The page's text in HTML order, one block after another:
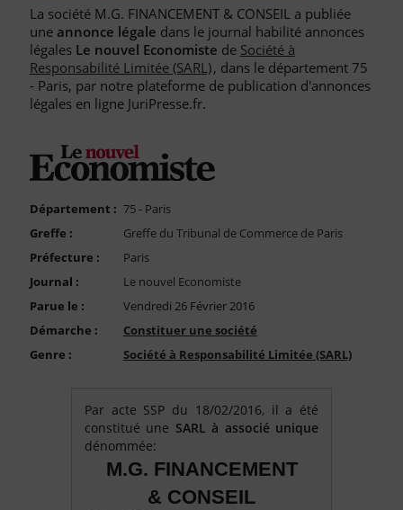
Liste des Greffes
Liste des CCI
Le Blog pour les Entreprises
Nous Contacter
Compte PRO
La société M.G. FINANCEMENT & CONSEIL a publiée
une annonce légale dans le journal habilité annonces
légales Le nouvel Economiste de Société à
Responsabilité Limitée (SARL), dans le département 75
- Paris, par notre plateforme de publication d'annonces
légales en ligne JuriPresse.fr.
Département : 75 - Paris
Greffe :
Greffe du Tribunal de Commerce de Paris
Préfecture :
Paris
Journal :
Le nouvel Economiste
Parue le :
Vendredi 26 Février 2016
Démarche :
Constituer une société
Genre :
Société à Responsabilité Limitée (SARL)
Par acte SSP du 18/02/2016, il a été
constitué une SARL à associé unique
dénommée:
M.G. FINANCEMENT
& CONSEIL